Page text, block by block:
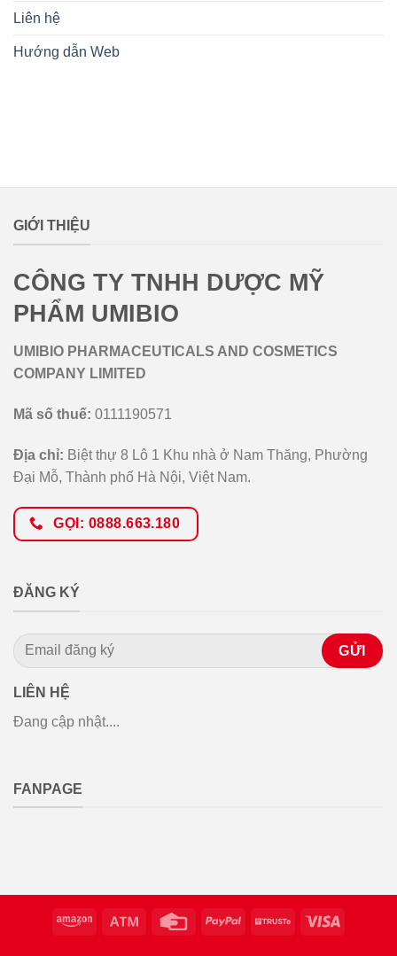
Liên hệ
Hướng dẫn Web
GIỚI THIỆU
CÔNG TY TNHH DƯỢC MỸ
PHẨM UMIBIO
UMIBIO PHARMACEUTICALS AND COSMETICS
COMPANY LIMITED
Mã số thuế: 0111190571
Địa chỉ: Biệt thự 8 Lô 1 Khu nhà ở Nam Thăng, Phường
Đại Mỗ, Thành phố Hà Nội, Việt Nam.
GỌI: 0888.663.180
ĐĂNG KÝ
LIÊN HỆ
Đang cập nhật....
FANPAGE